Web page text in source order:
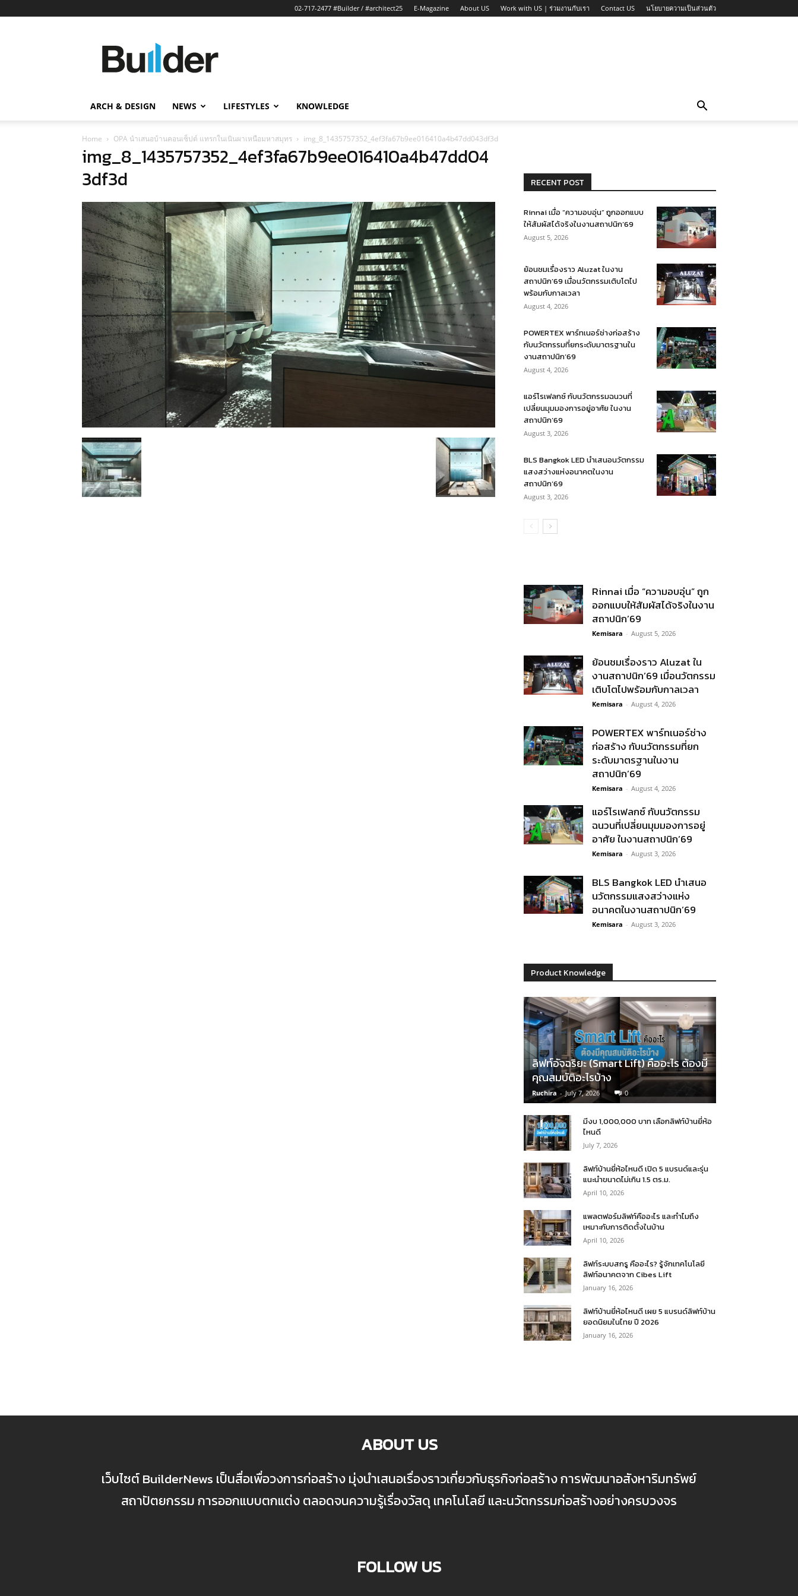
02-717-2477 #Builder / #architect25 E-Magazine About US Work with US | ร่วมงานกับเรา Contact US นโยบายความเป็นส่วนตัว
ข่าว
ก่อสร้าง
ARCH & DESIGN NEWS LIFESTYLES KNOWLEDGE
Home OPA นำเสนอบ้านคอนเซ็ปต์ แทรกในเนินผาเหนือมหาสมุทร img_8_1435757352_4ef3fa67b9ee016410a4b47dd043df3d
img_8_1435757352_4ef3fa67b9ee016410a4b47dd04
3df3d
RECENT POST
Rinnai เมื่อ “ความอบอุ่น” ถูกออกแบบ
ให้สัมผัสได้จริงในงานสถาปนิก’69
August 5, 2026
ย้อนชมเรื่องราว Aluzat ในงาน
สถาปนิก’69 เมื่อนวัตกรรมเติบโตไป
พร้อมกับกาลเวลา
August 4, 2026
POWERTEX พาร์ทเนอร์ช่างก่อสร้าง
กับนวัตกรรมที่ยกระดับมาตรฐานใน
งานสถาปนิก’69
August 4, 2026
แอร์โรเฟลกซ์ กับนวัตกรรมฉนวนที่
เปลี่ยนมุมมองการอยู่อาศัย ในงาน
สถาปนิก’69
August 3, 2026
BLS Bangkok LED นำเสนอนวัตกรรม
แสงสว่างแห่งอนาคตในงาน
สถาปนิก’69
August 3, 2026
Rinnai เมื่อ “ความอบอุ่น” ถูก
ออกแบบให้สัมผัสได้จริงในงาน
สถาปนิก’69
Kemisara - August 5, 2026
ย้อนชมเรื่องราว Aluzat ใน
งานสถาปนิก’69 เมื่อนวัตกรรม
เติบโตไปพร้อมกับกาลเวลา
Kemisara - August 4, 2026
POWERTEX พาร์ทเนอร์ช่าง
ก่อสร้าง กับนวัตกรรมที่ยก
ระดับมาตรฐานในงาน
สถาปนิก’69
Kemisara - August 4, 2026
แอร์โรเฟลกซ์ กับนวัตกรรม
ฉนวนที่เปลี่ยนมุมมองการอยู่
อาศัย ในงานสถาปนิก’69
Kemisara - August 3, 2026
BLS Bangkok LED นำเสนอ
นวัตกรรมแสงสว่างแห่ง
อนาคตในงานสถาปนิก’69
Kemisara - August 3, 2026
Product Knowledge
ลิฟท์อัจฉริยะ (Smart Lift) คืออะไร ต้องมี
คุณสมบัติอะไรบ้าง
Ruchira - July 7, 2026 0
มีงบ 1,000,000 บาท เลือกลิฟท์บ้านยี่ห้อ
ไหนดี
July 7, 2026
ลิฟท์บ้านยี่ห้อไหนดี เปิด 5 แบรนด์และรุ่น
แนะนำขนาดไม่เกิน 1.5 ตร.ม.
April 10, 2026
แพลตฟอร์มลิฟท์คืออะไร และทำไมถึง
เหมาะกับการติดตั้งในบ้าน
April 10, 2026
ลิฟท์ระบบสกรู คืออะไร? รู้จักเทคโนโลยี
ลิฟท์อนาคตจาก Cibes Lift
January 16, 2026
ลิฟท์บ้านยี่ห้อไหนดี เผย 5 แบรนด์ลิฟท์บ้าน
ยอดนิยมในไทย ปี 2026
January 16, 2026
ABOUT US
เว็บไซต์ BuilderNews เป็นสื่อเพื่อวงการก่อสร้าง มุ่งนำเสนอเรื่องราวเกี่ยวกับธุรกิจก่อสร้าง การพัฒนาอสังหาริมทรัพย์
สถาปัตยกรรม การออกแบบตกแต่ง ตลอดจนความรู้เรื่องวัสดุ เทคโนโลยี และนวัตกรรมก่อสร้างอย่างครบวงจร
FOLLOW US